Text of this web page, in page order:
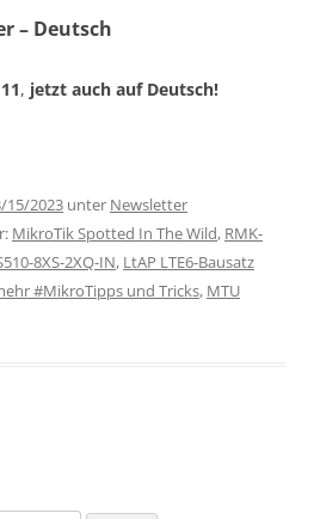
– Deutsch
, jetzt auch auf Deutsch!
15/2023 unter Newsletter
MikroTik Spotted In The Wild, RMK-
8XS-2XQ-IN, LtAP LTE6-Bausatz
#MikroTipps und Tricks, MTU